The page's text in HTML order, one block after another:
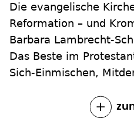
Die evangelische
Reformation – und
Barbara Lambrecht-
Das Beste im
Sich-Einmischen,